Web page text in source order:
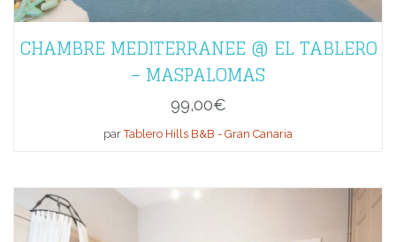
CHAMBRE MEDITERRANEE @ EL TABLERO
– MASPALOMAS
99,00€
parTablero Hills B&B - Gran Canaria